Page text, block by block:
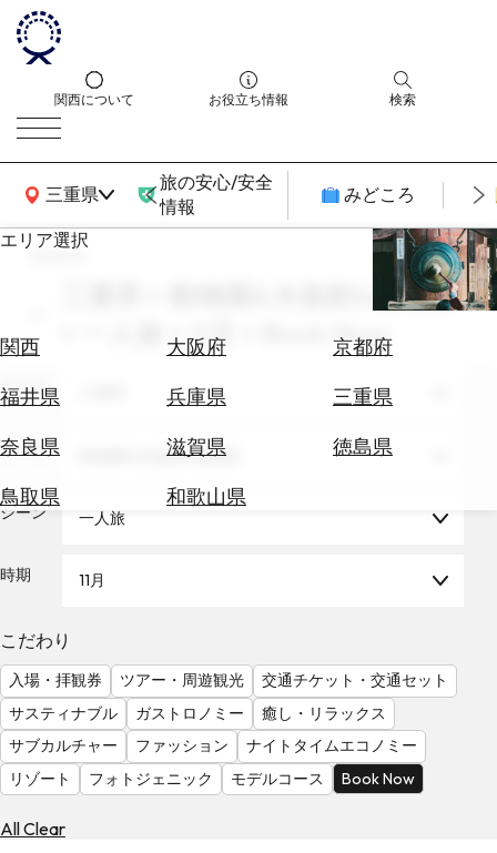
関西について お役立ち情報 検索
三重県
関西広域MAP
旅の安心/安全
情報
みどころ
エリア選択
関西 大阪府
京都府
福井県
兵庫県
三重県
奈良県
滋賀県
徳島県
鳥取県
和歌山県
エ
券
テ
を
る
気
を
見
る
search
三重県 × 動物園&水族館&植物園
× 一人旅 × 11月 × Book Now
エリア
テーマ 動物園&水族館&植物園
シーン 一人旅
時期 11月
こだわり
入場・拝観券 ツアー・周遊観光
交通チケット・交通セット
サスティナブル
ガストロノミー
癒し・リラックス
サブカルチャー
ファッション
ナイトタイムエコノミー
リゾート
フォトジェニック モデルコース Book Now
All Clear